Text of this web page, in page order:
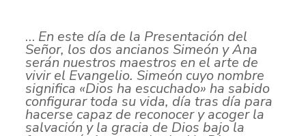
… En este día de la Presentación del
Señor, los dos ancianos Simeón y Ana
serán nuestros maestros en el arte de
vivir el Evangelio. Simeón cuyo nombre
significa «Dios ha escuchado» ha sabido
configurar toda su vida, día tras día para
hacerse capaz de reconocer y acoger la
salvación y la gracia de Dios bajo la